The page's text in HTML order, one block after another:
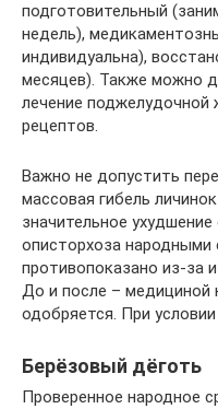
подготовительный
недель),
индивидуальна),
месяцев). Также можно
лечение
рецептов.
Важно не допустить
массовая гибель
значительное
описторхоза народными
противопоказано из-за
До и после – медициной
одобряется. При
Берёзовый дёготь
Проверенное народное